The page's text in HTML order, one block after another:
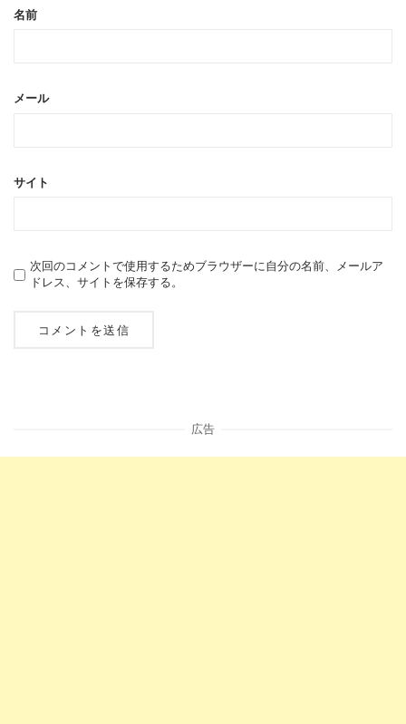
名前
メール
サイト
次回のコメントで使用するためブラウザーに自分の名前、メールア
ドレス、サイトを保存する。
広告